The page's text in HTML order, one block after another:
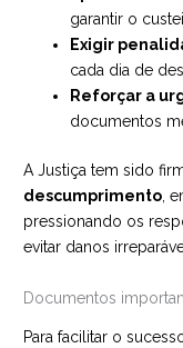
garantir o
Exigir
cada dia de
Reforçar a
documentos
A Justiça tem sido
descumprimento,
pressionando os
evitar danos
Documentos
Para facilitar o